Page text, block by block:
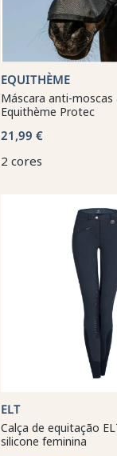
EQUITHÈME
Máscara anti-moscas
Equithème Protec
21,99 €
2 cores
ELT
Calça de equitação
silicone feminina